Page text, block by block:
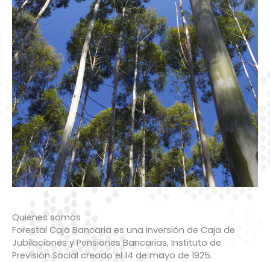
Quienes somos
Forestal Caja Bancaria es una inversión de Caja de
Jubilaciones y Pensiones Bancarias, Instituto de
Previsión Social creado el 14 de mayo de 1925.